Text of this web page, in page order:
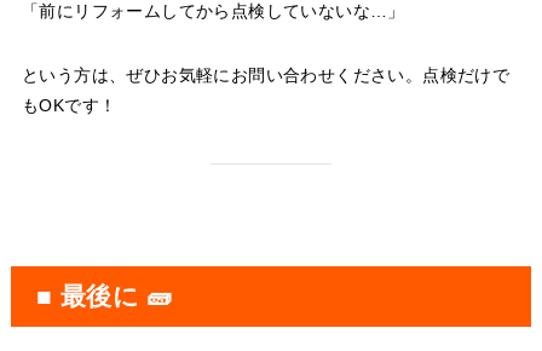
「前にリフォームしてから点検していないな…」
という方は、ぜひお気軽にお問い合わせください。点検だけで
もOKです！
■ 最後に 🧱